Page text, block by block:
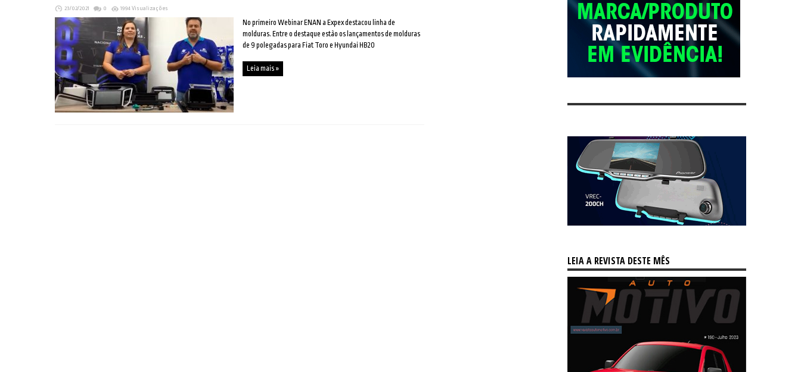
23/02/2021 0 1994 Visualizações
No primeiro Webinar ENAN a Expex destacou linha de
molduras. Entre o destaque estão os lançamentos de molduras
de 9 polegadas para Fiat Toro e Hyundai HB20
Leia mais »
LEIA A REVISTA DESTE MÊS